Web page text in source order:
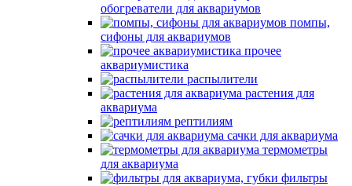
обогреватели для аквариумов
помпы,
сифоны для аквариумов
прочее
аквариумистика
распылители
растения для
аквариума
рептилиям
сачки для аквариума
термометры
для аквариума
фильтры